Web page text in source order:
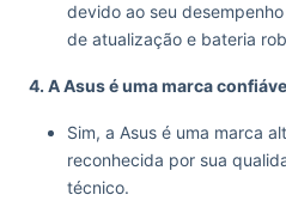
devido ao seu
de atualização e bateria
4. A Asus é uma marca
Sim, a Asus é uma marca
reconhecida por sua
técnico.